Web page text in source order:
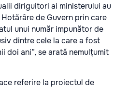
diriguitori ai ministerului au
de Guvern prin care
unui număr impunător de
dintre cele la care a fost
doi ani”, se arată nemulțumit
referire la proiectul de